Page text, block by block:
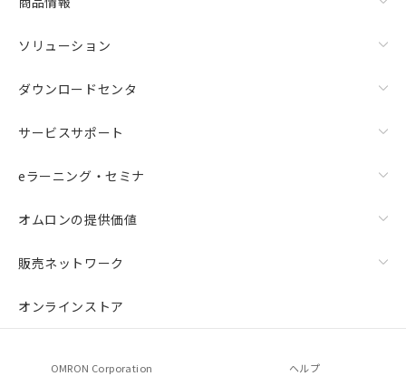
ソリューション
ダウンロードセンタ
サービスサポート
eラーニング・セミナ
オムロンの提供価値
販売ネットワーク
オンラインストア
OMRON Corporation ヘルプ